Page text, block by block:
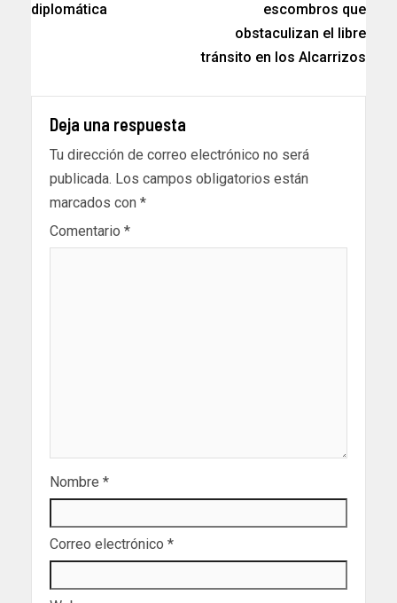
diplomática
escombros que
obstaculizan el libre
tránsito en los Alcarrizos
Deja una respuesta
Tu dirección de correo electrónico no será
publicada. Los campos obligatorios están
marcados con *
Comentario *
Nombre *
Correo electrónico *